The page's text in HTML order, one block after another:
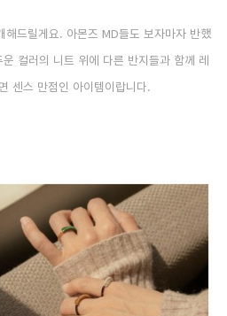
해드릴게요. 아몬즈 MD들도 보자마자 반했
컬러의 니트 위에 다른 반지들과 함께 레
센스 만점인 아이템이랍니다.